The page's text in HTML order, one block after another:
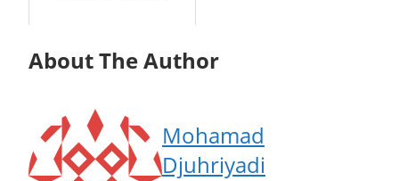
About The Author
Mohamad
Djuhriyadi